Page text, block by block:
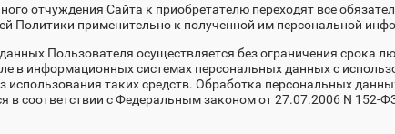
отчуждения Сайта к приобретателю переходят все
Политики применительно к полученной им персональной
Пользователя осуществляется без ограничения срока
в информационных системах персональных данных с
использования таких средств. Обработка персональных
в соответствии с Федеральным законом от 27.07.2006 N 152-